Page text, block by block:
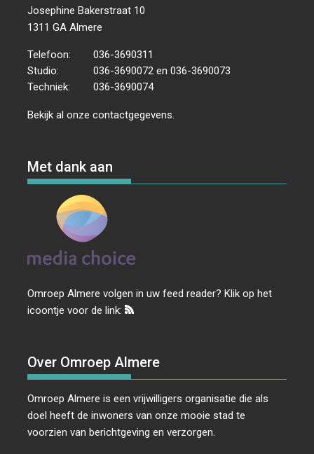
Josephine Bakerstraat 10
1311 GA Almere
Telefoon:
036-3690311
Studio:
036-3690072 en 036-3690073
Techniek:
036-3690074
Bekijk al onzecontactgegevens.
Met dank aan
Omroep Almere volgen in uw feed reader? Klik op het
icoontje voor de link:
Over Omroep Almere
Omroep Almere is een vrijwilligers organisatie die als
doel heeft de inwoners van onze mooie stad te
voorzien van berichtgeving en verzorgen.